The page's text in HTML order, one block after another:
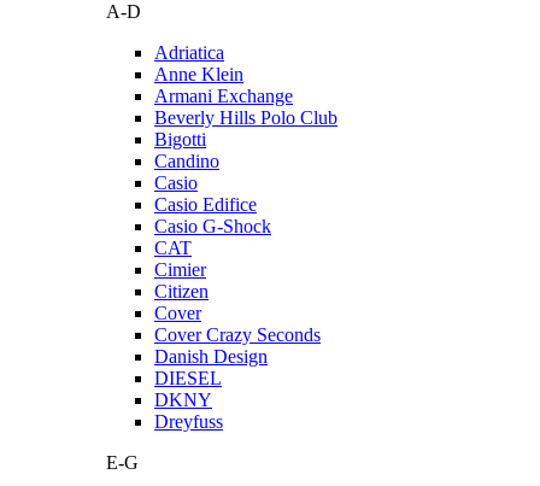
A-D
Adriatica
Anne Klein
Armani Exchange
Beverly Hills Polo Club
Bigotti
Candino
Casio
Casio Edifice
Casio G-Shock
CAT
Cimier
Citizen
Cover
Cover Crazy Seconds
Danish Design
DIESEL
DKNY
Dreyfuss
E-G